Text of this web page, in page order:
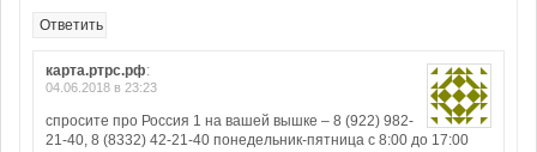
Ответить
карта.ртрс.рф:
04.06.2018 в 23:23
спросите про Россия 1 на вашей вышке – 8 (922) 982-
21-40, 8 (8332) 42-21-40 понедельник-пятница с 8:00 до 17:00